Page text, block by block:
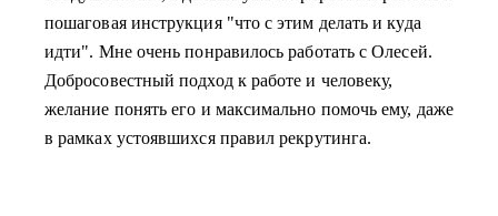
пошаговая инструкция "что с этим делать и куда
идти". Мне очень понравилось работать с Олесей.
Добросовестный подход к работе и человеку,
желание понять его и максимально помочь ему, даже
в рамках устоявшихся правил рекрутинга.